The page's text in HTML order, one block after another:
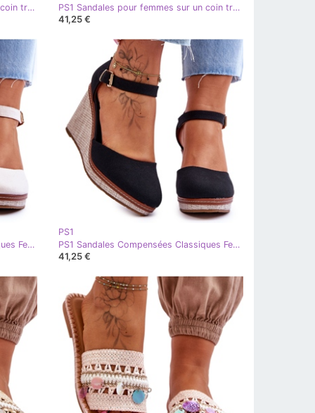
PS1 Sandales pour femmes sur un coin tressé noir Judith
PS1 Sandales pour femmes sur un coin tressé beige foncé Judith
41,25 €
PS1 Sandales Compensées Classiques Femme Beige Malani
PS1
PS1 Sandales Compensées Classiques Femme Noir Malani
41,25 €